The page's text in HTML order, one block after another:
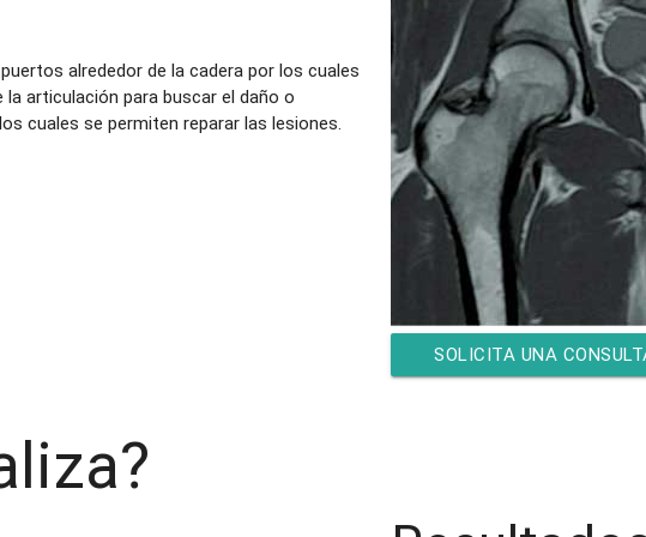
alrededor de la cadera por los cuales
articulación para buscar el daño o
cuales se permiten reparar las lesiones.
SOLICITA UNA